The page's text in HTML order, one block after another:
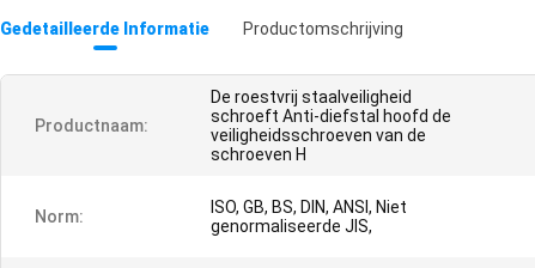
Gedetailleerde Informatie Productomschrijving
Productnaam:
De roestvrij staalveiligheid
schroeft Anti-diefstal hoofd de
veiligheidsschroeven van de
schroeven H
Norm:
ISO, GB, BS, DIN, ANSI, Niet
genormaliseerde JIS,